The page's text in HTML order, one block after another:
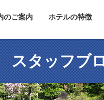
のご案内 ホテルの特徴
スタッフブ